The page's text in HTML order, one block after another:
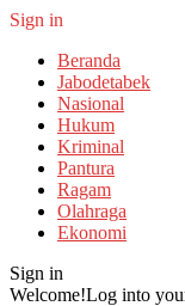
Sign in
Beranda
Jabodetabek
Nasional
Hukum
Kriminal
Pantura
Ragam
Olahraga
Ekonomi
Sign in
Welcome!Log into